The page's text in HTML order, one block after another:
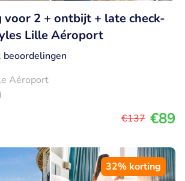
voor 2 + ontbijt + late check-
Lille Aéroport
beoordelingen
Aéroport
€137 €89
32% korting